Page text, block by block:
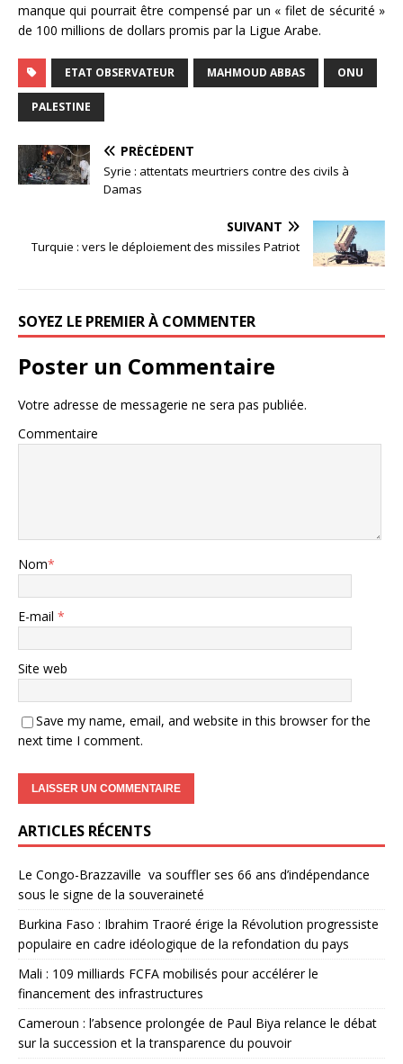
manque qui pourrait être compensé par un « filet de sécurité »
de 100 millions de dollars promis par la Ligue Arabe.
ETAT OBSERVATEUR MAHMOUD ABBAS ONU
PALESTINE
PRÉCÉDENT
Syrie : attentats meurtriers contre des civils à
Damas
SUIVANT
Turquie : vers le déploiement des missiles Patriot
SOYEZ LE PREMIER À COMMENTER
Poster un Commentaire
Votre adresse de messagerie ne sera pas publiée.
Commentaire
Nom*
E-mail *
Site web
Save my name, email, and website in this browser for the
next time I comment.
ARTICLES RÉCENTS
Le Congo-Brazzaville va souffler ses 66 ans d’indépendance
sous le signe de la souveraineté
Burkina Faso : Ibrahim Traoré érige la Révolution progressiste
populaire en cadre idéologique de la refondation du pays
Mali : 109 milliards FCFA mobilisés pour accélérer le
financement des infrastructures
Cameroun : l’absence prolongée de Paul Biya relance le débat
sur la succession et la transparence du pouvoir